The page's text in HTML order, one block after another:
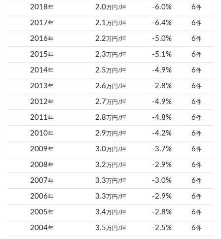
2018年 2.0万円/坪 -6.0% 6件
2017年 2.1 万円/坪 -6.4% 6件
2016年 2.2 万円/坪 -5.0% 6件
2015年 2.3 万円/坪 -5.1% 6件
2014年 2.5 万円/坪 -4.9% 6件
2013年 2.6 万円/坪 -2.8% 6件
2012年 2.7 万円/坪 -4.9% 6件
2011年 2.8 万円/坪 -4.8% 6件
2010年 2.9 万円/坪 -4.2% 6件
2009年 3.0万円/坪 -3.7% 6件
2008年 3.2 万円/坪 -2.9% 6件
2007年 3.3 万円/坪 -3.0% 6件
2006年 3.3 万円/坪 -2.9% 6件
2005年 3.4万円/坪 -2.8% 6件
2004年 3.5 万円/坪 -2.5% 6件